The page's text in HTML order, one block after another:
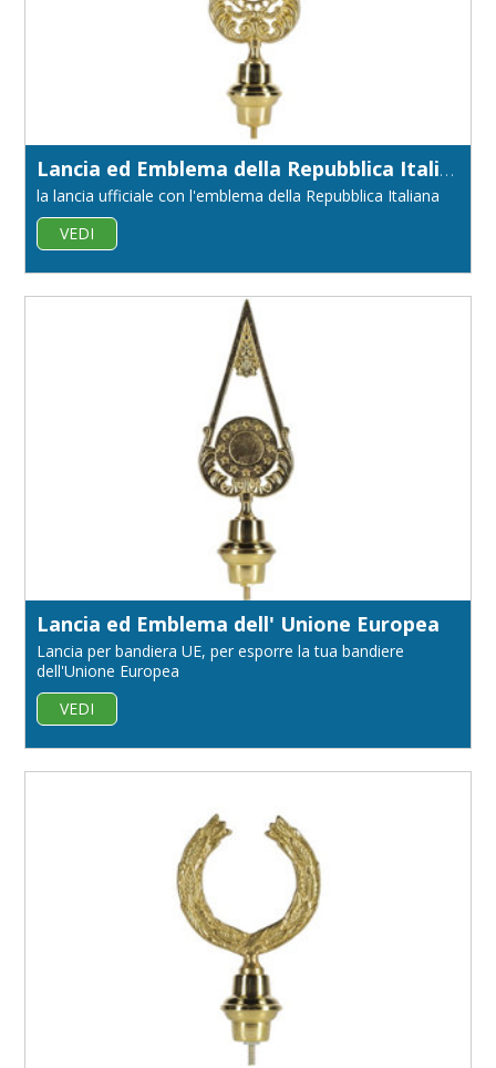
Lancia ed Emblema della Repubblica Italiana
la lancia ufficiale con l'emblema della Repubblica Italiana
VEDI
Lancia ed Emblema dell' Unione Europea
Lancia per bandiera UE, per esporre la tua bandiere
dell'Unione Europea
VEDI